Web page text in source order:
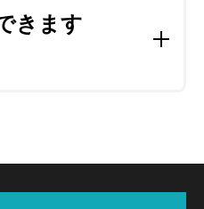
xpa」で開発されて
仕様変更が容易です。
トの開発元にお問い合
きます